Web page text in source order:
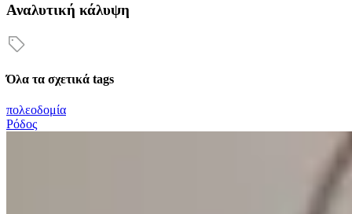
Αναλυτική κάλυψη
Όλα τα σχετικά tags
πολεοδομία
Ρόδος